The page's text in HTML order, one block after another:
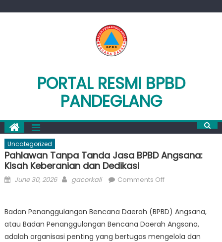
PORTAL RESMI BPBD
PANDEGLANG
Uncategorized
Pahlawan Tanpa Tanda Jasa BPBD Angsana:
Kisah Keberanian dan Dedikasi
Posted
June 30, 2026 Author
gacorkali Comments Offon
Tanda
Jasa
BPBD
Badan Penanggulangan Bencana Daerah (BPBD) Angsana,
atau Badan Penanggulangan Bencana Daerah Angsana,
adalah organisasi penting yang bertugas mengelola dan